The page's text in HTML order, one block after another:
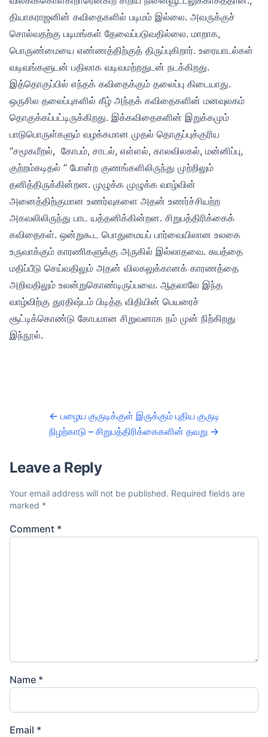
தியாகராஜனின் கவிதைகளில் படிமம் இல்லை. அவருக்குச்
சொல்வதற்கு படிமங்கள் தேவைப்படுவதில்லை. மாறாக,
பொருண்மையை எண்ணத்திற்குத் திருப்புகிறார். உரையாடல்கள்
வடிவங்களுடன் பதிலாக வடிவமற்றதுடன் நடக்கிறது.
இத்தொகுப்பில் எந்தக் கவிதைக்கும் தலைப்பு கிடையாது.
ஒருசில தலைப்புகளில் கீழ் அந்தக் கவிதைகளின் மனவுலகம்
தொகுக்கப்பட்டிருக்கிறது. இக்கவிதைகளின் இறுக்கமும்
பாடுபொருள்களும் வழக்கமான முதல் தொகுப்புக்குரிய
“சமூகமீறல், கோபம், சாடல், எள்ளல், காலவிலகல், மன்னிப்பு,
குற்றம்கடிதல் ” போன்ற குணங்களிலிருந்து முற்றிலும்
தனித்திருக்கின்றன. முழுக்க முழுக்க வாழ்வின்
அனைத்திற்குமான உணர்வுகளை அதன் உணர்ச்சியற்ற
அகவலிலிருந்து பாட யத்தனிக்கின்றன. சிறுபத்திரிக்கைக்
கவிதைகள். ஒன்றுகூட பொதுமையப் பார்வையிலான உலகை
உருவாக்கும் காரணிகளுக்கு அருகில் இல்லாதவை. சுயத்தை
மதிப்பீடு செய்வதிலும் அதன் விலகலுக்கானக் காரணத்தை
அறிவதிலும் உலன்றுகொண்டிருப்பவை. ஆதலாலே இந்த
வாழ்விற்கு துரதிஷ்டம் பிடித்த விதியின் பெயரைச்
சூட்டிக்கொண்டு கோபமான சிறுவனாக நம் முன் நிற்கிறது
இந்நூல்.
← பழைய குருடிக்குள் இருக்கும் புதிய குருடி
நிழற்காடு – சிறுபத்திரிக்கைகளின் தவறு →
Leave a Reply
Your email address will not be published. Required fields are
marked *
Comment *
Name *
Email *